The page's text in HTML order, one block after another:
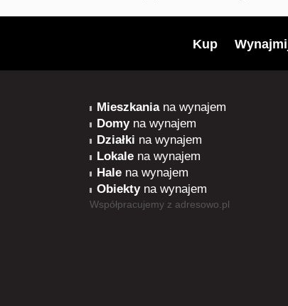
Kup
Mieszkaniana wynajem
Domyna wynajem
Działki na wynajem
Lokale na wynajem
Hale na wynajem
Obiektyna wynajem
Współpracujemy z adresowo.pl